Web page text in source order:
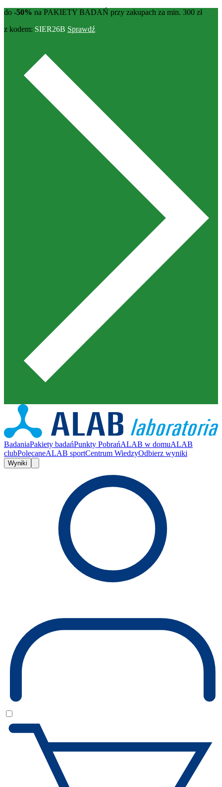
do -50% na PAKIETY BADAŃ przy zakupach za min. 300 zł
z kodem: SIER26B Sprawdź
BadaniaPakiety badańPunkty PobrańALAB w domuALAB
clubPolecaneALAB sportCentrum WiedzyOdbierz wyniki
Wyniki